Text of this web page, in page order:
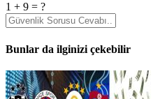
1 + 9 = ?
Bunlar da ilginizi çekebilir